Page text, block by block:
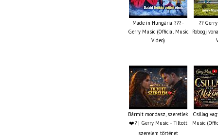
Made in Hungária ??? -
Gerry Music (Official Music
Video)
??
Robogj
Bármit mondasz, szeretlek
❤️‍? | Gerry Music – Tiltott
szerelem történet
Csillag
Music